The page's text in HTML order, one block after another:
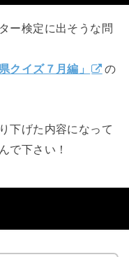
ー検定に出そうな問
クイズ７月編」
の
下げた内容になって
で下さい！